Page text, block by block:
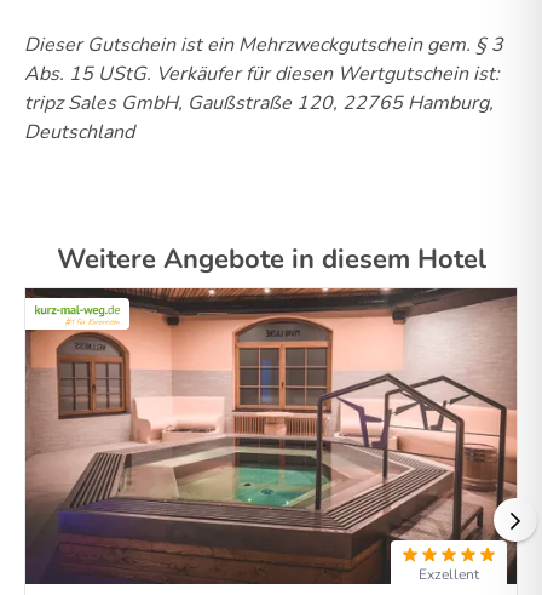
Dieser Gutschein ist ein Mehrzweckgutschein gem. § 3
Abs. 15 UStG. Verkäufer für diesen Wertgutschein ist:
tripz Sales GmbH, Gaußstraße 120, 22765 Hamburg,
Deutschland
Weitere Angebote in diesem Hotel
Exzellent